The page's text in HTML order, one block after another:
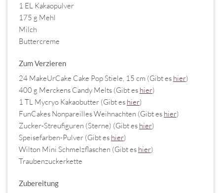
1 EL Kakaopulver
175 g Mehl
Milch
Buttercreme
Zum Verzieren
24 MakeUrCake Cake Pop Stiele, 15 cm (Gibt es hier)
400 g Merckens Candy Melts (Gibt es hier)
1 TL Mycryo Kakaobutter (Gibt es hier)
FunCakes Nonpareilles Weihnachten (Gibt es hier)
Zucker-Streufiguren (Sterne) (Gibt es hier)
Speisefarben-Pulver (Gibt es hier)
Wilton Mini Schmelzflaschen (Gibt es hier)
Traubenzuckerkette
Zubereitung